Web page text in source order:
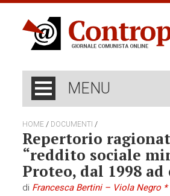
MENU
HOME / DOCUMENTI /
Repertorio
“reddito sociale
Proteo, dal 1998 ad
di Francesca Bertini – Viola Negro *